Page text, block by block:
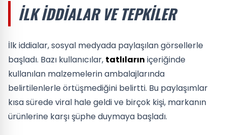
İLK İDDIALAR VE TEPKILER
İlk iddialar, sosyal medyada paylaşılan görsellerle
başladı. Bazı kullanıcılar, tatlıların içeriğinde
kullanılan malzemelerin ambalajlarında
belirtilenlerle örtüşmediğini belirtti. Bu paylaşımlar
kısa sürede viral hale geldi ve birçok kişi, markanın
ürünlerine karşı şüphe duymaya başladı.